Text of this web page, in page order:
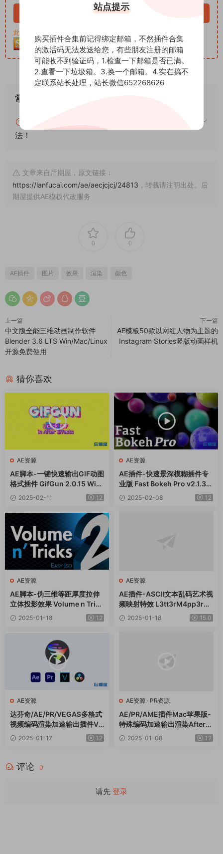
立即购买
此资源购买后30天内可下载。客服QQ：652268626
常见问题
法！
文章来自后期屋，原文链接：
https://lanfucai.com/ae/aecjcjcj/24813 ，转载请注明出处。后
期屋提供AE模板代改服务
0 0
AE插件 图片 效果 渲染 颜色
上一篇
中文版全能三维动画制作软件
Blender 3.6 LTS Win/Mac/Linux
开源免费使用
下一篇
AE模板50款以网红人物为主题的
Instagram Stories竖版动画样机
猜你喜欢
AE资源
AE脚本-一键快速输出GIF动图
格式插件 GifGun 2.0.15 Win/
Mac2025-02-11 12
AE资源
AE插件-快速景深模糊插件专
业版 Fast Bokeh Pro v2.1.3
Win2025-02-08 12
AE资源
AE脚本-伪三维等距厚度拉伸
立体投影效果 Volume n Trick
s 2 v1.1.1+使用教程
2025-01-18 12
AE资源
AE插件-ASCII文本乱码艺术视
频映射特效 L3tt3rM4pp3r2
V2.3 Win
2025-01-18 15.0
AE资源
达芬奇/AE/PR/VEGAS多格式
视频编码渲染加速输出插件Vo
ukoder Pro V2.0.5 Win中文
版
2025-01-17 12
AE资源 · PR资源
AE/PR/AME插件Mac苹果版-
特殊编码加速输出渲染AfterC
odecs v1.11.2
2025-01-08 12
评论 0
请先 登录
站点提示
购买插件合集前记得绑定邮箱，不然插件合集
的激活码无法发送给您，有些朋友注册的邮箱
可能收不到验证码，1.检查一下邮箱是否已满。
2.查看一下垃圾箱。3.换一个邮箱。4.实在搞不
定联系站长处理，站长微信652268626